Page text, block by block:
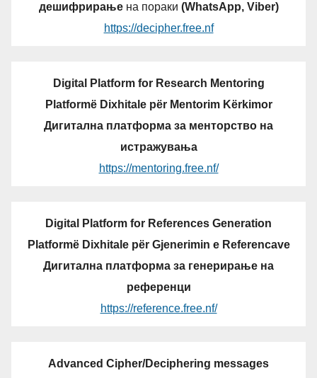
дешифрирањена пораки (WhatsApp, Viber)
https://decipher.free.nf
Digital Platform for Research Mentoring
Platformë Dixhitale për Mentorim Kërkimor
Дигитална платформа за менторство на
истражувања
https://mentoring.free.nf/
Digital Platform for References Generation
Platformë Dixhitale për Gjenerimin e Referencave
Дигитална платформа за генерирање на
референци
https://reference.free.nf/
Advanced Cipher/Deciphering messages